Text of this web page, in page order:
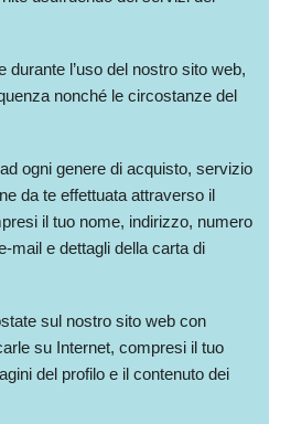
durante l’uso del nostro sito web,
nonché le circostanze del
ogni genere di acquisto, servizio
da te effettuata attraverso il
il tuo nome, indirizzo, numero
mail e dettagli della carta di
sul nostro sito web con
su Internet, compresi il tuo
del profilo e il contenuto dei